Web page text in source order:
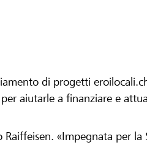
di progetti
aiutarle a finanziare e
«Impegnata per la